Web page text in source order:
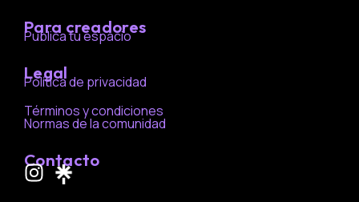
Para creadores
Publica tu espacio
Legal
Política de privacidad
Términos y condiciones
Normas de la comunidad
Contacto
I
n